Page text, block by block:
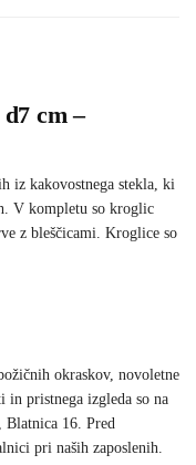
cm –
iz kakovostnega stekla, ki
V kompletu so kroglic
z bleščicami. Kroglice so
okraskov, novoletne
in pristnega izgleda so na
16. Pred
pri naših zaposlenih.